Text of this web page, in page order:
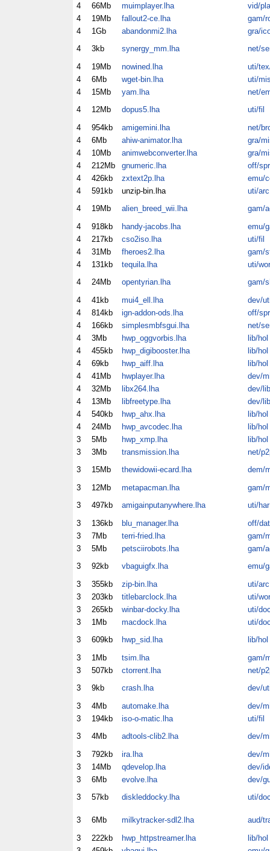
4
66Mb muimplayer.lha
vid/pla
4
19Mb fallout2-ce.lha
gam/
4
1Gb abandonmi2.lha
gra/
4
3kb synergy_mm.lha
net/
4
19Mb nowined.lha
uti/
4
6Mb wget-bin.lha
uti/
4
15Mb yam.lha
net/
4
12Mb dopus5.lha
uti/fil
4
954kb amigemini.lha
net/
4
6Mb ahiw-animator.lha
gra/
4
10Mb animwebconverter.lha
gra/
4
212Mb gnumeric.lha
off/spr
4
426kb zxtext2p.lha
emu/
4
591kb unzip-bin.lha
uti/arc
4
19Mb alien_breed_wii.lha
gam/
4
918kb handy-jacobs.lha
emu/
4
217kb cso2iso.lha
uti/fil
4
31Mb fheroes2.lha
gam/
4
131kb tequila.lha
uti/wor
4
24Mb opentyrian.lha
gam/
4
41kb mui4_ell.lha
dev/
4
814kb ign-addon-ods.lha
off/spr
4
166kb simplesmbfsgui.lha
net/
4
3Mb hwp_oggvorbis.lha
lib/hol
4
455kb hwp_digibooster.lha
lib/hol
4
69kb hwp_aiff.lha
lib/hol
4
41Mb hwplayer.lha
dev/
4
32Mb libx264.lha
dev/
4
13Mb libfreetype.lha
dev/
4
540kb hwp_ahx.lha
lib/hol
4
24Mb hwp_avcodec.lha
lib/hol
3
5Mb hwp_xmp.lha
lib/hol
3
3Mb transmission.lha
net/
3
15Mb thewidowii-ecard.lha
dem/
3
12Mb metapacman.lha
gam/
3
497kb amigainputanywhere.lha
uti/har
3
136kb blu_manager.lha
off/dat
3
7Mb terri-fried.lha
gam/
3
5Mb petsciirobots.lha
gam/
3
92kb vbaguigfx.lha
emu/
3
355kb zip-bin.lha
uti/arc
3
203kb titlebarclock.lha
uti/wor
3
265kb winbar-docky.lha
uti/
3
1Mb macdock.lha
uti/
3
609kb hwp_sid.lha
lib/hol
3
1Mb tsim.lha
gam/
3
507kb ctorrent.lha
net/
3
9kb crash.lha
dev/
3
4Mb automake.lha
dev/
3
194kb iso-o-matic.lha
uti/fil
3
4Mb adtools-clib2.lha
dev/
3
792kb ira.lha
dev/
3
14Mb qdevelop.lha
dev/
3
6Mb evolve.lha
dev/
3
57kb diskleddocky.lha uti/
3 6Mb milkytracker-sdl2.lha
aud/
3
222kb hwp_httpstreamer.lha
lib/hol